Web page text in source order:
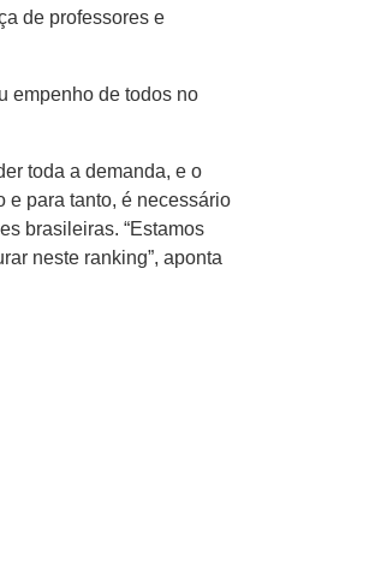
de professores e
empenho de todos no
toda a demanda, e o
e para tanto, é necessário
brasileiras. “Estamos
neste ranking”, aponta